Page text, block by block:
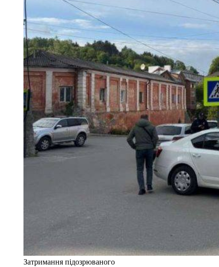
Затримання підозрюваного